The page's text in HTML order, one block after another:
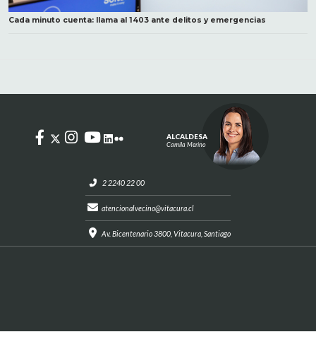
Cada minuto cuenta: llama al 1403 ante delitos y emergencias
2 2240 22 00
atencionalvecino@vitacura.cl
Av. Bicentenario 3800, Vitacura, Santiago
ALCALDESA
Camila Merino